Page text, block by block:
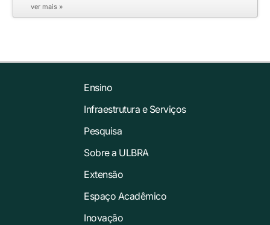
ver mais »
Ensino
Infraestrutura e Serviços
Pesquisa
Sobre a ULBRA
Extensão
Espaço Acadêmico
Inovação